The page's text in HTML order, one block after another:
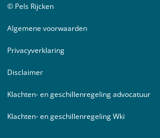
Juridische informatie
© Pels Rijcken
Algemene voorwaarden
Privacyverklaring
Disclaimer
Klachten- en geschillenregeling advocatuur
Klachten- en geschillenregeling Wki